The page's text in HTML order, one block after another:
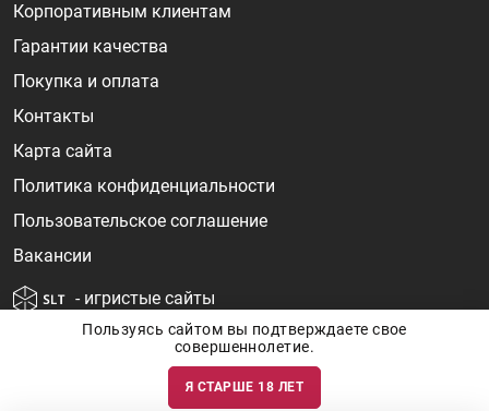
Корпоративным клиентам
Гарантии качества
Покупка и оплата
Контакты
Карта сайта
Политика конфиденциальности
Пользовательское соглашение
Вакансии
- игристые сайты
Информация о ценах и наличии товаров носит ознакомительный
характер и может быть не точной. Цены на импортные товары особенно
Пользуясь сайтом вы подтверждаете свое
совершеннолетие.
Я СТАРШЕ 18 ЛЕТ